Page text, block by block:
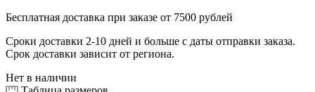
Бесплатная доставка при заказе от 7500 рублей
Сроки доставки 2-10 дней и больше с даты отправки заказа.
Срок доставки зависит от региона.
Нет в наличии